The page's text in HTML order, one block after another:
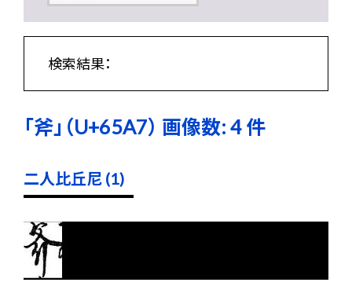
検索結果：
「斧」（U+65A7） 画像数: 4 件
二人比丘尼 (1)